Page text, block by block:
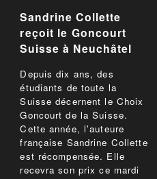
Sandrine Collette
reçoit le Goncourt
Suisse à Neuchâtel
Depuis dix ans, des
étudiants de toute la
Suisse décernent le Choix
Goncourt de la Suisse.
Cette année, l'auteure
française Sandrine Collette
est récompensée. Elle
recevra son prix ce mardi